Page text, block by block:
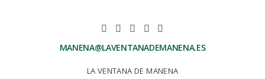
MANENA@LAVENTANADEMANENA.ES
LA VENTANA DE MANENA